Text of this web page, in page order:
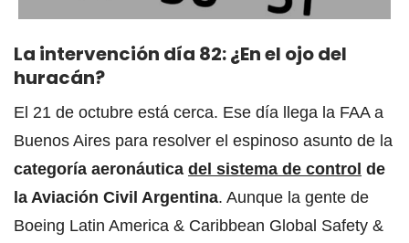
La intervención día 82: ¿En el ojo del
huracán?
El 21 de octubre está cerca. Ese día llega la FAA a
Buenos Aires para resolver el espinoso asunto de la
categoría aeronáutica del sistema de control de
la Aviación Civil Argentina. Aunque la gente de
Boeing Latin America & Caribbean Global Safety &